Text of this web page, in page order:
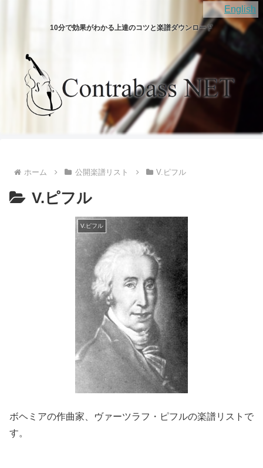
English
10分で効果がわかる上達のコツと楽譜ダウンロード
ホーム 公開楽譜リスト V.ピフル
V.ピフル
V.ピフル
ボヘミアの作曲家、ヴァーツラフ・ピフルの楽譜リストで
す。